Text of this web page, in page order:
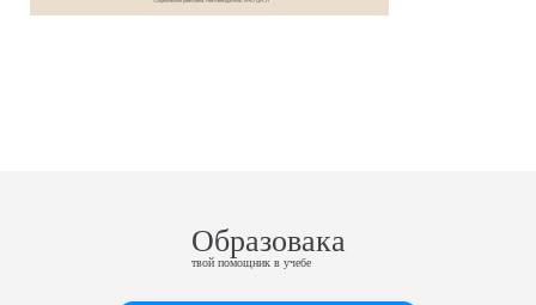
Образовака
твой помощник в учебе